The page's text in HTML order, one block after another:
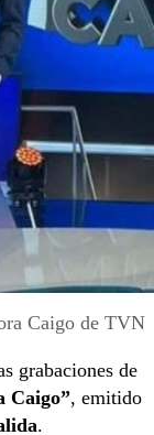
Caigo de TVN
grabaciones de
Caigo”, emitido
.